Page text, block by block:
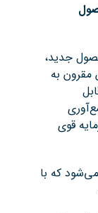
جدید،
به
سرمایه قوی
که با